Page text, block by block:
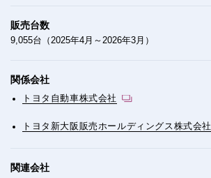
販売台数
9,055台（2025年4月～2026年3月）
関係会社
トヨタ自動車株式会社
トヨタ新大阪販売ホールディングス株式会社
関連会社